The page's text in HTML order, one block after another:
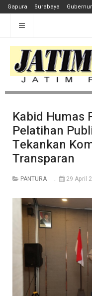
Gapura Surabaya
Kabid Humas
Pelatihan
Tekankan
Transparan
PANTURA 29 April